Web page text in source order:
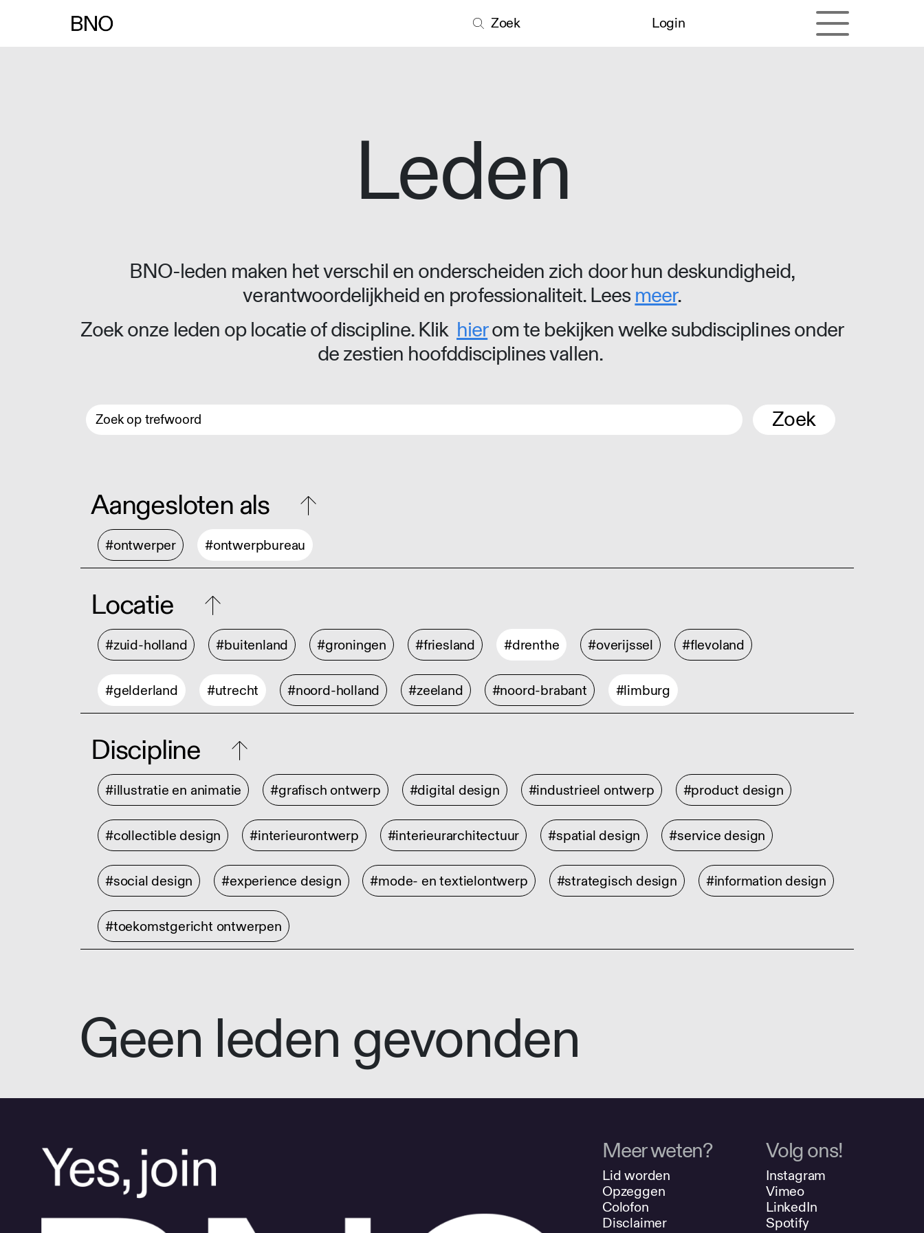
Zoek Login
Leden
BNO-leden maken het verschil en onderscheiden zich door hun deskundigheid,
verantwoordelijkheid en professionaliteit. Leesmeer.
Zoek onze leden op locatie of discipline. Klik hierom te bekijken welke subdisciplines onder
de zestien hoofddisciplines vallen.
Zoek
Aangesloten als
#ontwerper #ontwerpbureau
Locatie
#zuid-holland #buitenland #groningen #friesland #drenthe #overijssel #flevoland
#gelderland #utrecht #noord-holland #zeeland #noord-brabant #limburg
Discipline
#illustratie en animatie #grafisch ontwerp #digital design #industrieel ontwerp #product design
#collectible design #interieurontwerp #interieurarchitectuur #spatial design #service design
#social design #experience design #mode- en textielontwerp #strategisch design #information design
#toekomstgericht ontwerpen
Geen leden gevonden
Meer weten?
Lid worden
Opzeggen
Colofon
Disclaimer
Volg ons!
Instagram
Vimeo
LinkedIn
Spotify